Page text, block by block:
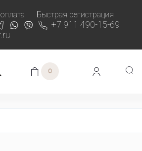
Быстрая регистрация
+7 911 490-15-69
0